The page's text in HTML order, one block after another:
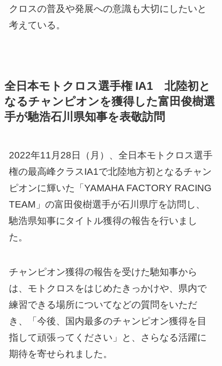
クロスの普及や発展への意識も大切にしたいと
考えている。
全日本モトクロス選手権 IA1 北陸初と
なるチャンピオンを獲得した富田俊樹選
手が馳浩石川県知事を表敬訪問
2022年11月28日（月）、全日本モトクロス選手
権の最高峰クラスIA1で北陸地方初となるチャン
ピオンに輝いた「YAMAHA FACTORY RACING
TEAM」の富田俊樹選手が石川県庁を訪問し、
馳浩県知事にタイトル獲得の報告を行いまし
た。
チャンピオン獲得の報告を受けた馳知事から
は、モトクロスをはじめたきっかけや、県内で
練習できる場所についてなどの質問をいただ
き、「今後、国内最多のチャンピオン獲得を目
指して頑張ってください」と、さらなる活躍に
期待を寄せられました。